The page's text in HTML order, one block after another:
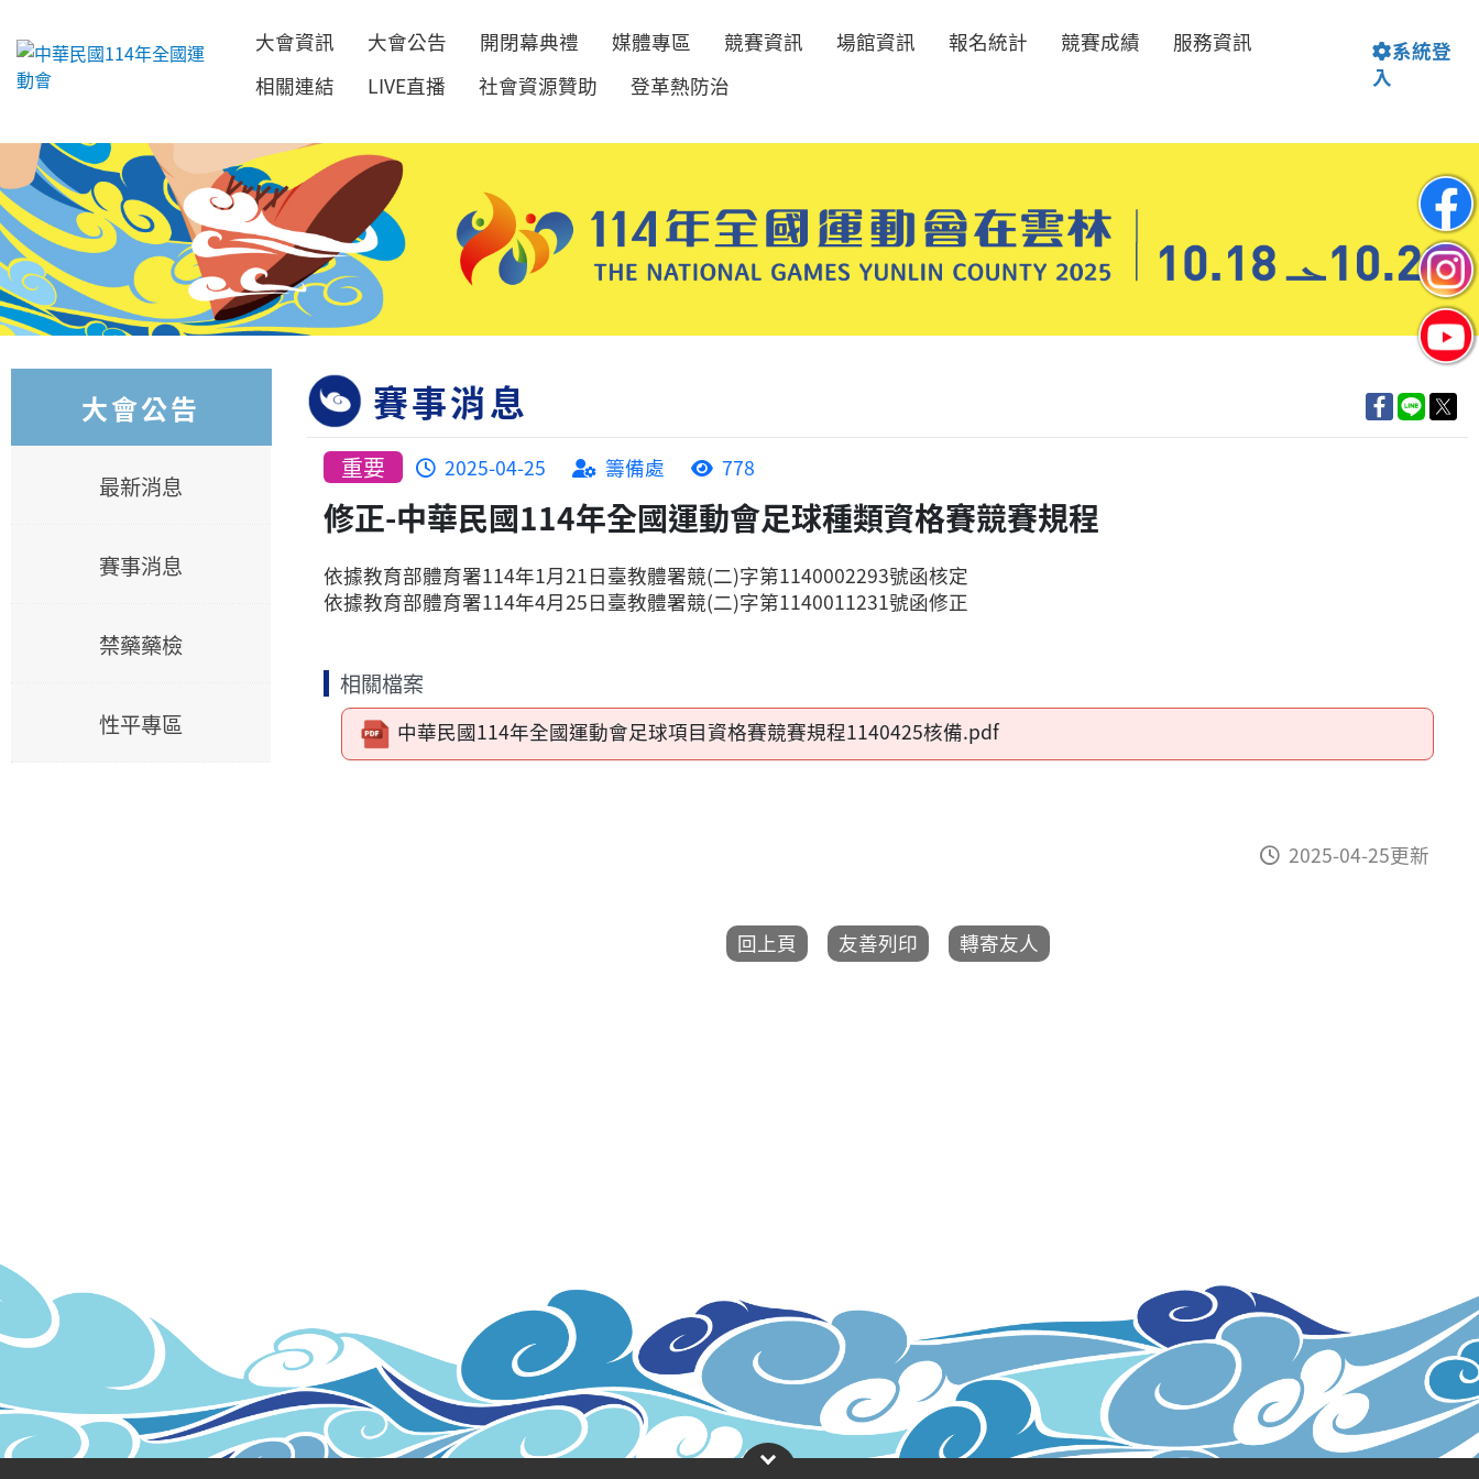
跳到主要內容
大會資訊 大會公告 開閉幕典禮 媒體專區 競賽資訊 場館資訊 報名統計 競賽成績
服務資訊
相關連結
LIVE直播 社會資源贊助 登革熱防治
系統登
入
大會公告
最新消息
賽事消息
禁藥藥檢
性平專區
賽事消息
重要 2025-04-25 籌備處 778
修正-中華民國114年全國運動會足球種類資格賽競賽規程
依據教育部體育署114年1月21日臺教體署競(二)字第1140002293號函核定
依據教育部體育署114年4月25日臺教體署競(二)字第1140011231號函修正
相關檔案
中華民國114年全國運動會足球項目資格賽競賽規程1140425核備.pdf
2025-04-25更新